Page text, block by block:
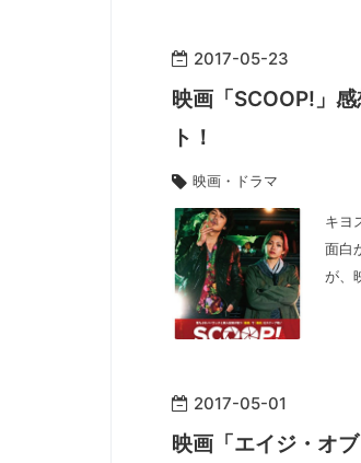
2017-05-23
映画「SCOOP!」
ト！
映画・ドラマ
キヨ
面白
が、
2017-05-01
映画「エイジ・オ